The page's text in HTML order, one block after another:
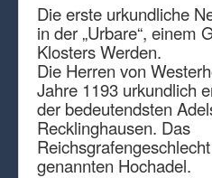
Die erste urkundliche
in der „Urbare“, einem
Klosters Werden.
Die Herren von
Jahre 1193 urkundlich
der bedeutendsten
Recklinghausen. Das
genannten Hochadel.